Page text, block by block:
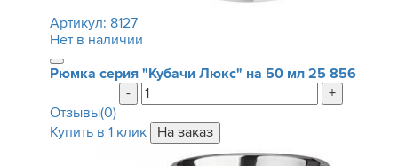
Артикул: 8127
Нет в наличии
Рюмка серия "Кубачи Люкс" на 50 мл 25 856
-
+
Отзывы(0)
Купить в 1 клик